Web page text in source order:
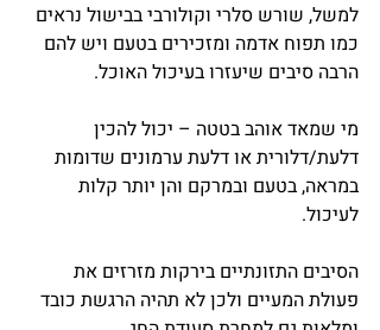
למשל, שורש סלרי וקולורבי בבישול נראים
כמו תפוח אדמה ומזכירים בטעם ויש להם
הרבה סיבים שיעזרו בעיכול האוכל.
מי שמאד אוהב בטטה – יכול להכין
דלעת/דלורית או דלעת ערמונים שדומות
במראה, בטעם ובמרקם והן יותר קלות
לעיכול.
הסיבים התזונתיים בירקות מזרזים את
פעולת המעיים ולכן לא תהיה הרגשת כובד